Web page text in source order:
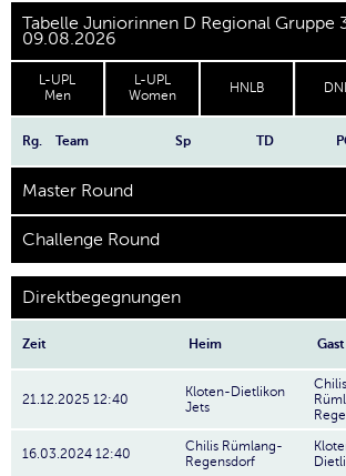
Tabelle Juniorinnen D Regional Gruppe
09.08.2026
L-UPL
Men
L-UPL
Women
HNLB
Rg. Team Sp TD
Master Round
Challenge Round
Direktbegegnungen
Zeit Heim Gast
21.12.2025 12:40
Kloten-Dietlikon
Jets
Chilis
16.03.2024 12:40
Chilis Rümlang-
Regensdorf